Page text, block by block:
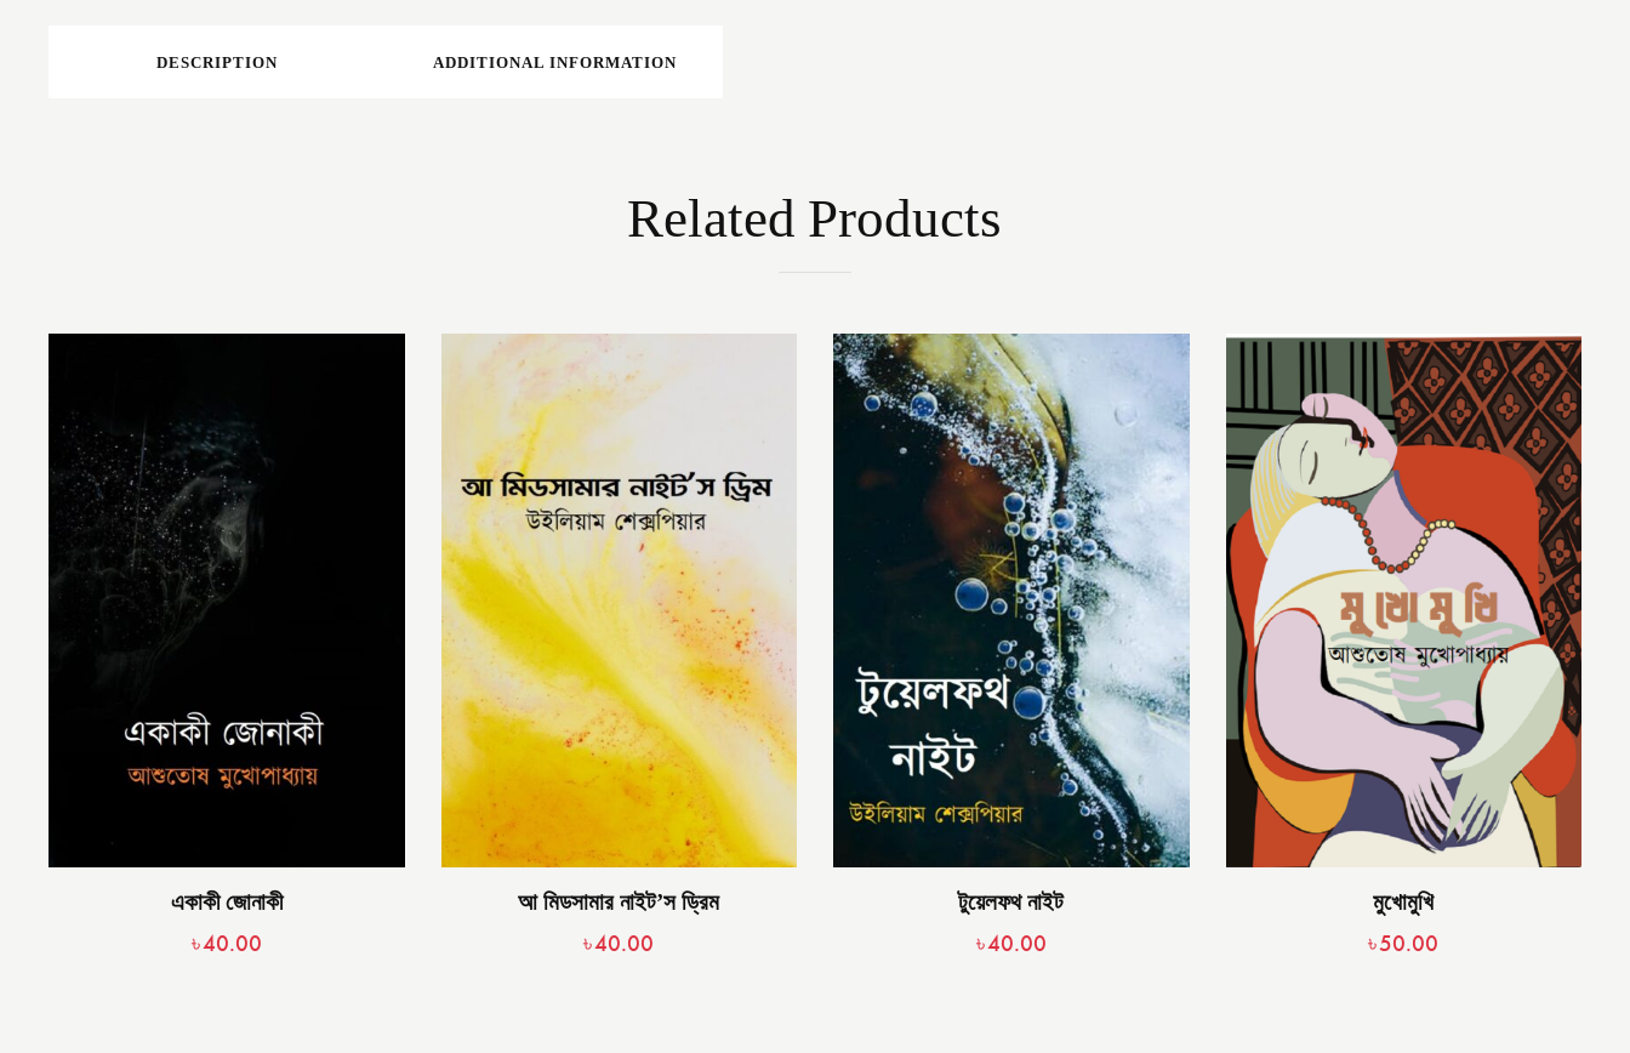
DESCRIPTION ADDITIONAL INFORMATION
Related Products
একাকী জোনাকী
৳40.00
আ মিডসামার নাইট’স ড্রিম
৳40.00
টুয়েলফথ নাইট
৳40.00
মুখোমুখি
৳50.00